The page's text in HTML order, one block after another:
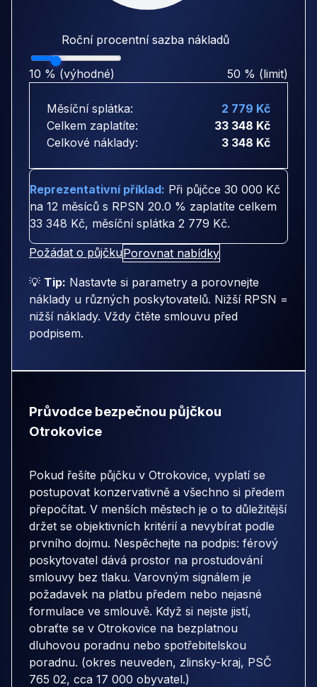
Roční procentní sazba nákladů
10 % (výhodné) 50 % (limit)
Měsíční splátka:
2 779 Kč
Celkem zaplatíte:
33 348 Kč
Celkové náklady:
3 348 Kč
Reprezentativní příklad: Při půjčce 30 000 Kč
na 12 měsíců s RPSN 20.0 % zaplatíte celkem
33 348 Kč, měsíční splátka 2 779 Kč.
Požádat o půjčkuPorovnat nabídky
💡 Tip: Nastavte si parametry a porovnejte
náklady u různých poskytovatelů. Nižší RPSN =
nižší náklady. Vždy čtěte smlouvu před
podpisem.
Průvodce bezpečnou půjčkou
Otrokovice
Pokud řešíte půjčku v Otrokovice, vyplatí se
postupovat konzervativně a všechno si předem
přepočítat. V menších městech je o to důležitější
držet se objektivních kritérií a nevybírat podle
prvního dojmu. Nespěchejte na podpis: férový
poskytovatel dává prostor na prostudování
smlouvy bez tlaku. Varovným signálem je
požadavek na platbu předem nebo nejasné
formulace ve smlouvě. Když si nejste jistí,
obraťte se v Otrokovice na bezplatnou
dluhovou poradnu nebo spotřebitelskou
poradnu. (okres neuveden, zlinsky-kraj, PSČ
765 02, cca 17 000 obyvatel.)